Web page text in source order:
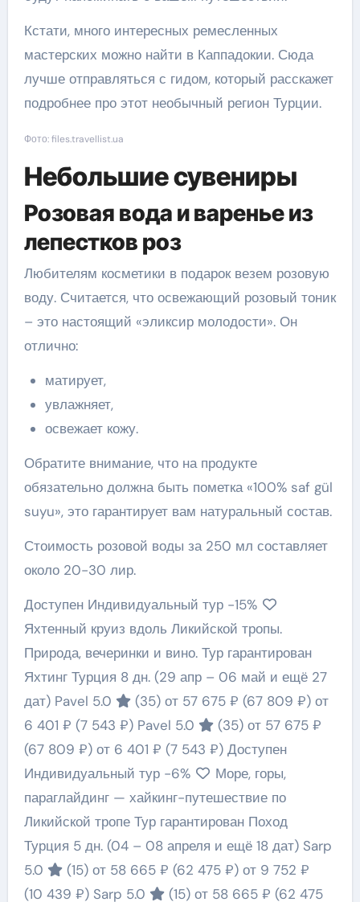
Кстати, много интересных ремесленных
мастерских можно найти в Каппадокии. Сюда
лучше отправляться с гидом, который расскажет
подробнее про этот необычный регион Турции.
Фото: files.travellist.ua
Небольшие сувениры
Розовая вода и варенье из
лепестков роз
Любителям косметики в подарок везем розовую
воду. Считается, что освежающий розовый тоник
– это настоящий «эликсир молодости». Он
отлично:
матирует,
увлажняет,
освежает кожу.
Обратите внимание, что на продукте
обязательно должна быть пометка «100% saf gül
suyu», это гарантирует вам натуральный состав.
Стоимость розовой воды за 250 мл составляет
около 20-30 лир.
Доступен Индивидуальный тур -15%
Яхтенный круиз вдоль Ликийской тропы.
Природа, вечеринки и вино. Тур гарантирован
Яхтинг Турция 8 дн. (29 апр – 06 май и ещё 27
дат) Pavel 5.0 (35) от 57 675 ₽ (67 809 ₽) от
6 401 ₽ (7 543 ₽) Pavel 5.0 (35) от 57 675 ₽
(67 809 ₽) от 6 401 ₽ (7 543 ₽) Доступен
Индивидуальный тур -6%
Море, горы,
параглайдинг — хайкинг-путешествие по
Ликийской тропе Тур гарантирован Поход
Турция 5 дн. (04 – 08 апреля и ещё 18 дат) Sarp
5.0
(15) от 58 665 ₽ (62 475 ₽) от 9 752 ₽
(10 439 ₽) Sarp 5.0 (15) от 58 665 ₽ (62 475